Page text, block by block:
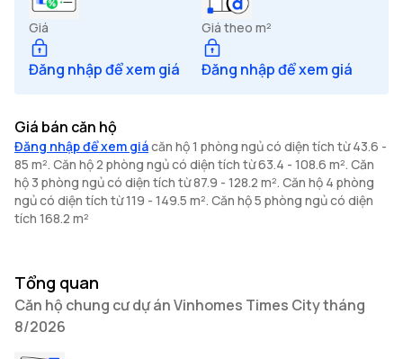
Giá
Đăng nhập để xem giá
Giá theo m²
Đăng nhập để xem giá
Giá bán căn hộ
Đăng nhập để xem giácăn hộ 1 phòng ngủ có diện tích từ 43.6 -
85 m². Căn hộ 2 phòng ngủ có diện tích từ 63.4 - 108.6 m². Căn
hộ 3 phòng ngủ có diện tích từ 87.9 - 128.2 m². Căn hộ 4 phòng
ngủ có diện tích từ 119 - 149.5 m². Căn hộ 5 phòng ngủ có diện
tích 168.2 m²
Tổng quan
Căn hộ chung cư dự án Vinhomes Times City tháng
8/2026